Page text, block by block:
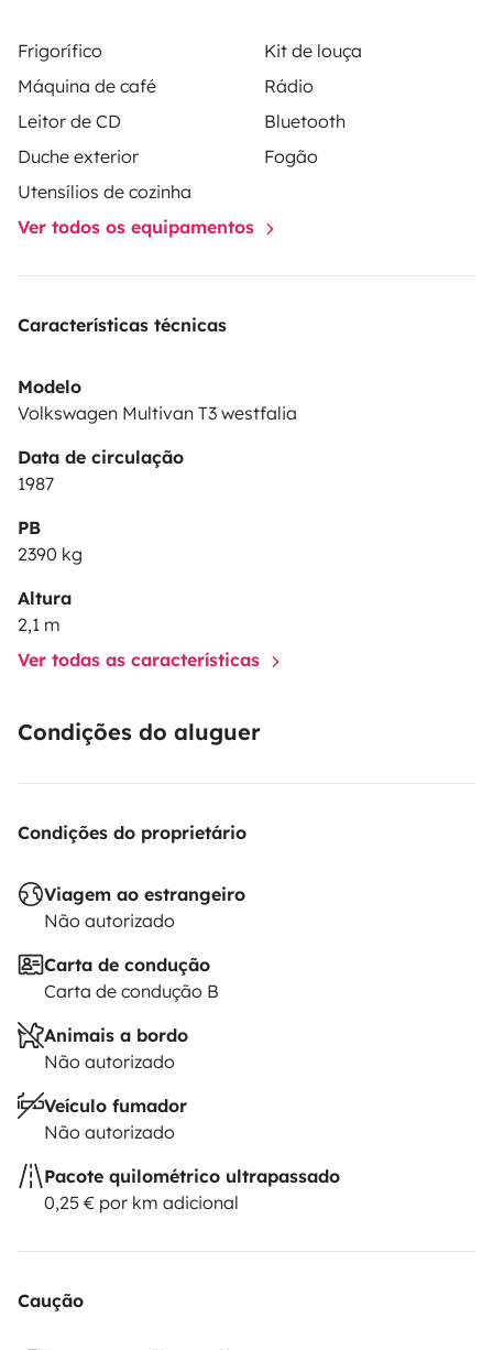
Frigorífico
Kit de louça
Máquina de café
Rádio
Leitor de CD
Bluetooth
Duche exterior
Fogão
Utensílios de cozinha
Ver todos os equipamentos
Características técnicas
Modelo
Volkswagen Multivan T3 westfalia
Data de circulação
1987
PB
2390 kg
Altura
2,1 m
Ver todas as características
Condições do aluguer
Condições do proprietário
Viagem ao estrangeiro
Não autorizado
Carta de condução
Carta de condução B
Animais a bordo
Não autorizado
Veículo fumador
Não autorizado
Pacote quilométrico ultrapassado
0,25 € por km adicional
Caução